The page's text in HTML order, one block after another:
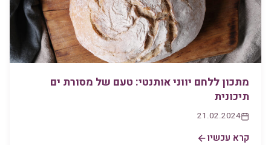
מתכון ללחם יווני אותנטי: טעם של מסורת ים
תיכונית
21.02.2024
קרא עכשיו